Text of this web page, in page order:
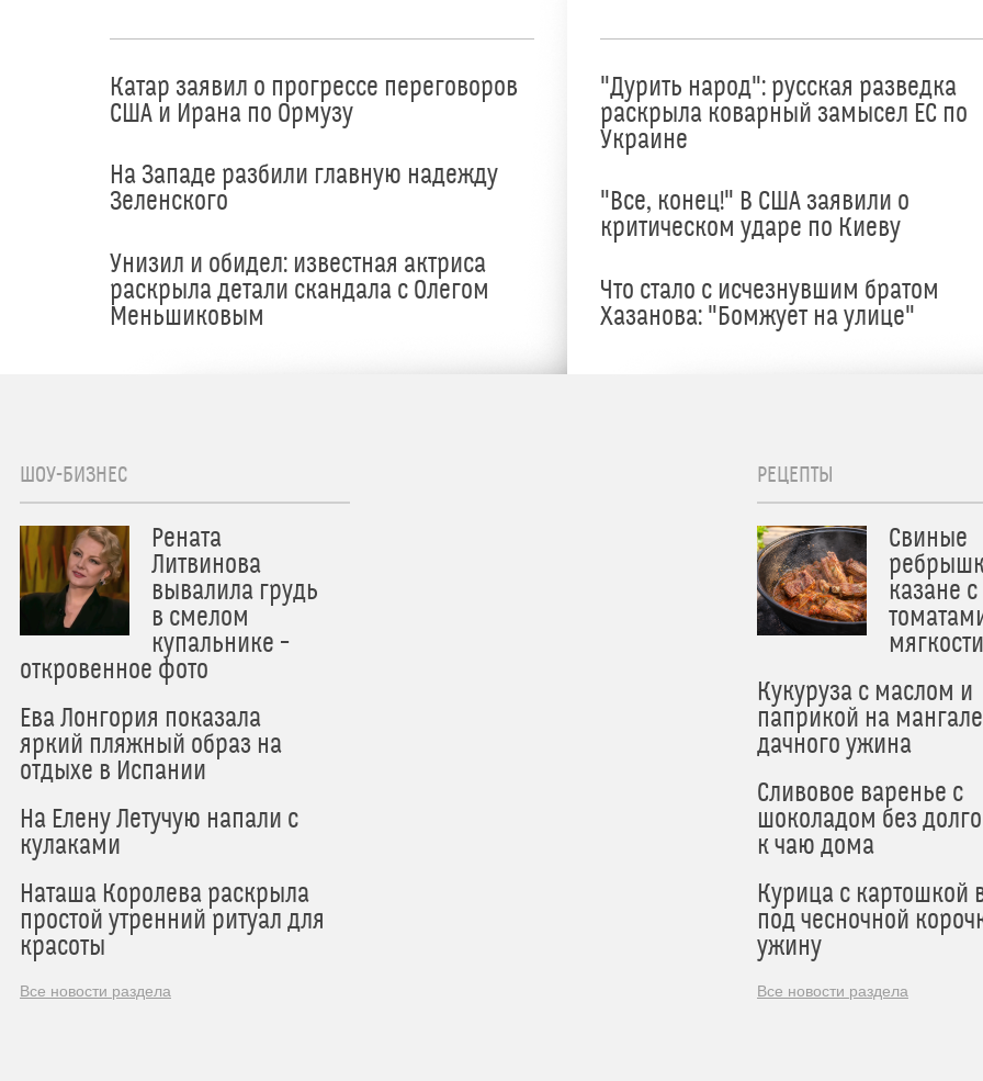
Катар заявил о прогрессе переговоров
США и Ирана по Ормузу
На Западе разбили главную надежду
Зеленского
Унизил и обидел: известная актриса
раскрыла детали скандала с Олегом
Меньшиковым
"Дурить народ": русская разведка
раскрыла коварный замысел ЕС по
Украине
"Все, конец!" В США заявили о
критическом ударе по Киеву
Что стало с исчезнувшим братом
Хазанова: "Бомжует на улице"
ШОУ-БИЗНЕС
Рената
Литвинова
вывалила грудь
в смелом
купальнике –
откровенное фото
Ева Лонгория показала
яркий пляжный образ на
отдыхе в Испании
На Елену Летучую напали с
кулаками
Наташа Королева раскрыла
простой утренний ритуал для
красоты
Все новости раздела
РЕЦЕПТЫ
Свиные
казане
мягкости
Кукуруза с маслом и
паприкой на
дачного ужина
Сливовое варенье с
шоколадом без
к чаю дома
Курица с картошкой
под чесночной
ужину
Все новости раздела